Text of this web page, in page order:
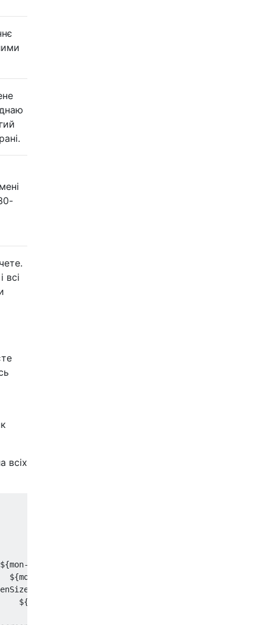
всі
всіх
hp}
hp}
${mon-hp}
${mon-laptop}
${mon-laptop}